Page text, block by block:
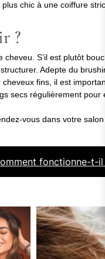
chic à une coiffure
?
S’il est plutôt
Adepte du
fins, il est
secs régulièrement pour
vous dans votre
fonctionne-t-il